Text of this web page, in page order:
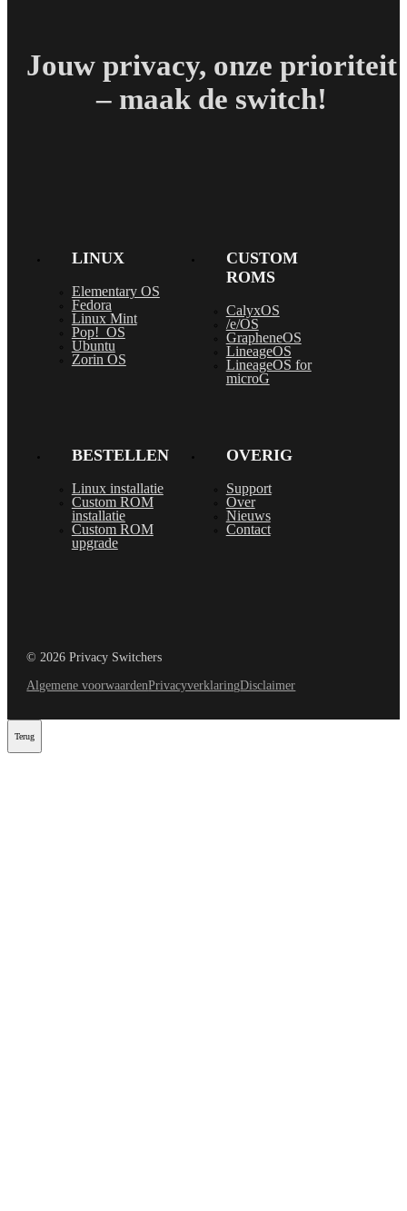
Jouw privacy, onze prioriteit
– maak de switch!
LINUX
Elementary OS
Fedora
Linux Mint
Pop!_OS
Ubuntu
Zorin OS
CUSTOM
ROMS
CalyxOS
/e/OS
GrapheneOS
LineageOS
LineageOS for
microG
BESTELLEN
Linux installatie
Custom ROM
installatie
Custom ROM
upgrade
OVERIG
Support
Over
Nieuws
Contact
© 2026 Privacy Switchers
Algemene voorwaardenPrivacyverklaringDisclaimer
Terug